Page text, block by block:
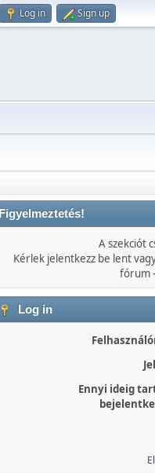
Log in Sign up
Figyelmeztetés!
A szekciót
Kérlek jelentkezz be lent
fórum
Log in
Ennyi ideig